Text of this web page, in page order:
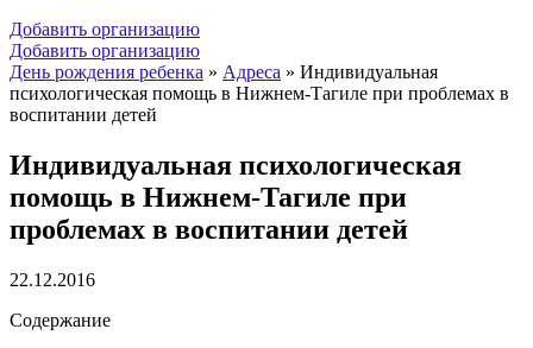
Добавить организацию
Добавить организацию
День рождения ребенка » Адреса » Индивидуальная
психологическая помощь в Нижнем-Тагиле при проблемах в
воспитании детей
Индивидуальная психологическая
помощь в Нижнем-Тагиле при
проблемах в воспитании детей
22.12.2016
Содержание